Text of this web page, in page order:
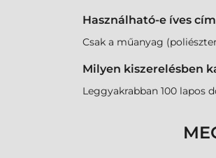
Használható-e íves
Csak a műanyag
Milyen kiszerelésben
Leggyakrabban 100 lapos